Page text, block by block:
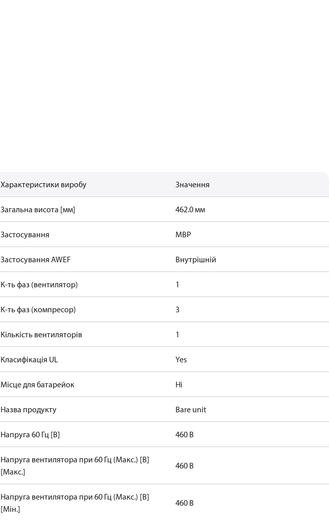
Характеристики виробу Значення
Загальна висота [мм] 462.0 мм
Застосування MBP
Застосування AWEF Внутрішній
К-ть фаз (вентилятор) 1
К-ть фаз (компресор) 3
Кількість вентиляторів 1
Класифікація UL Yes
Місце для батарейок Ні
Назва продукту Bare unit
Напруга 60 Гц [В] 460 В
Напруга вентилятора при 60 Гц (Макс.) [В]
[Макс.]
460 В
Напруга вентилятора при 60 Гц (Макс.) [В]
[Мін.]
460 В